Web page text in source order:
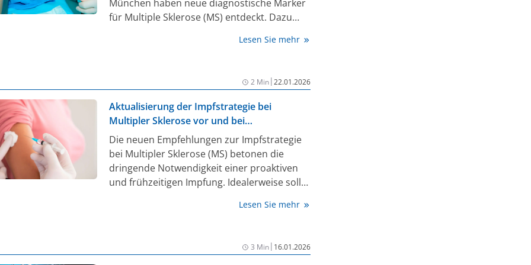
München haben neue diagnostische Marker
für Multiple Sklerose (MS) entdeckt. Dazu
Rückenmarks-Flüssigkeit mithilfe der
veröffentlicht [1].
Lesen Sie mehr
2 Min|22.01.2026
Aktualisierung der Impfstrategie bei
Multipler Sklerose vor und bei
Immuntherapie
Die neuen Empfehlungen zur Impfstrategie
bei Multipler Sklerose (MS) betonen die
dringende Notwendigkeit einer proaktiven
und frühzeitigen Impfung. Idealerweise sollte
immunmodulatorischen Therapie erfolgen,
Krankheitsverlauf negativ beeinflussen
Lesen Sie mehr
3 Min| 16.01.2026